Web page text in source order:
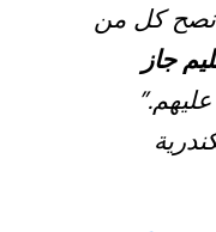
كل من
جاز